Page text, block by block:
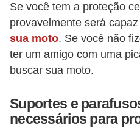
Se você tem a proteção
provavelmente será
sua moto. Se você não
ter um amigo com uma
buscar sua moto.
Suportes e
necessários para
o
t
e
r
N